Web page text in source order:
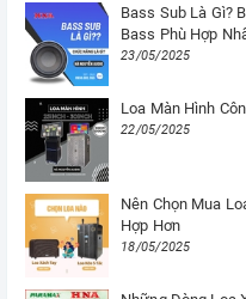
Bass Sub Là Gì?
Bass Phù Hợp
23/05/2025
Loa Màn Hình
22/05/2025
Nên Chọn Mua
Hợp Hơn
18/05/2025